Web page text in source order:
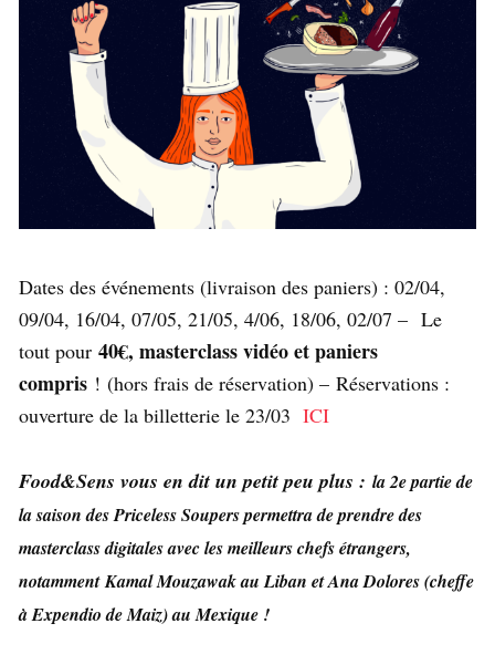
Dates des événements (livraison des paniers) : 02/04,
09/04, 16/04, 07/05, 21/05, 4/06, 18/06, 02/07 – Le
tout pour 40€, masterclass vidéo et paniers
compris ! (hors frais de réservation) – Réservations :
ouverture de la billetterie le 23/03 ICI
Food&Sens vous en dit un petit peu plus : la 2e partie de
la saison des Priceless Soupers permettra de prendre des
masterclass digitales avec les meilleurs chefs étrangers,
notamment Kamal Mouzawak au Liban et Ana Dolores (cheffe
à Expendio de Maiz) au Mexique !